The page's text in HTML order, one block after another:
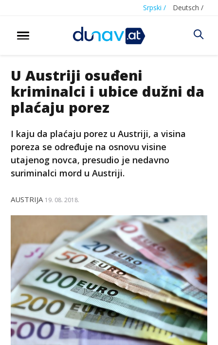
Srpski / Deutsch /
U Austriji osuđeni
kriminalci i ubice dužni da
plaćaju porez
I kaju da plaćaju porez u Austriji, a visina
poreza se određuje na osnovu visine
utajenog novca, presudio je nedavno
suriminalci mord u Austriji.
AUSTRIJA 19. 08. 2018.